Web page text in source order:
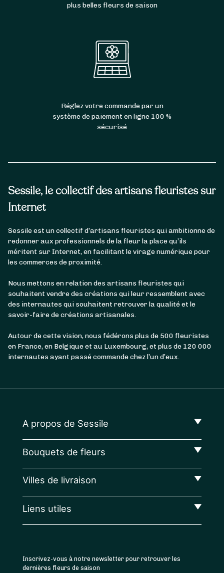
Sessile, le collectif des artisans fleuristes sur
Internet
Sessile est un collectif d’artisans fleuristes qui ambitionne de
redonner aux professionnels de la fleur la place qu’ils
méritent sur Internet, en facilitant le virage numérique pour
les commerces de proximité.
Nous mettons en relation des artisans fleuristes qui
souhaitent vendre des créations qui leur ressemblent avec
des internautes qui souhaitent retrouver la qualité et le
savoir-faire de créations artisanales.
Autour de cette vision, nous fédérons plus de 500 fleuristes
en France, en Belgique et au Luxembourg, et plus de 120 000
internautes ayant passé commande chez l’un d’eux.
plus belles fleurs de saison
Réglez votre commande par un
système de paiement en ligne 100 %
sécurisé
A propos de Sessile
Bouquets de fleurs
Villes de livraison
Liens utiles
Inscrivez-vous à notre newsletter pour retrouver les
dernières fleurs de saison